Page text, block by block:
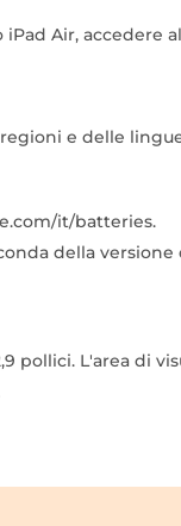
Air, accedere
e delle
it/batteries.
della
pollici. L'area di